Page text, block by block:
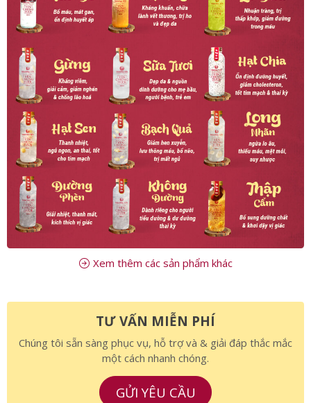
Xem thêm các sản phẩm khác
TƯ VẤN MIỄN PHÍ
Chúng tôi sẵn sàng phục vụ, hỗ trợ và & giải đáp thắc mắc
một cách nhanh chóng.
GỬI YÊU CẦU